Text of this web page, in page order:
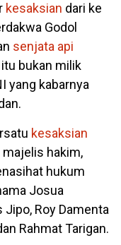
kesaksian dari ke
Godol
senjata api
itu bukan milik
yang kabarnya
kesaksian
hakim,
hukum
Josua
Jipo, Roy Damenta
Rahmat Tarigan.